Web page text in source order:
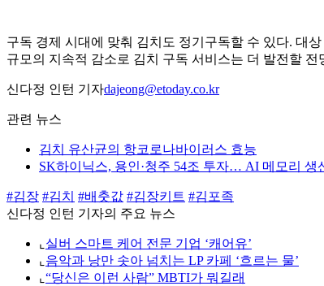
구독 경제 시대에 맞춰 김치도 정기구독할 수 있다. 대
규모의 지속적 감소로 김치 구독 서비스는 더 발전할 전
신다정 인턴 기자dajeong@etoday.co.kr
관련 뉴스
김치 유산균의 항코로나바이러스 효능
SK하이닉스, 용인·청주 54조 투자… AI 메모리 생
#김장 #김치 #배춧값 #김장키트 #김포족
신다정 인턴 기자의 주요 뉴스
⌞ 실버 스마트 케어 전문 기업 ‘캐어유’
⌞ 음악과 낭만 솟아 넘치는 LP 카페 ‘흐르는 물’
⌞ “당신은 이런 사람” MBTI가 뭐길래